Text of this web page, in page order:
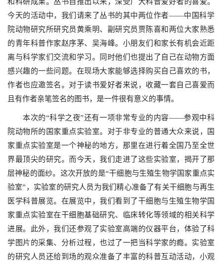
今天的活动中，我们请来了丛书的其中两位作者——中国科学
院动物研究所研究员黄乘明、副研究员贾陈喜和两位大家熟悉
的青年科普作家赵序茅、吴海峰。小朋友们和家长有机会近距
离与科学家们交流和学习。同时他们也提出了自己在动物方面
感兴趣的一些问题。在现场大家能够选择购买自己喜欢的书，
作者也应邀签名。对于读书爱好者来说，收藏一套自己喜爱而
且有作者亲笔签名的图书，是一件很有意义的事情。
本次的“科学之夜”还有一项非常专业的内容——参观中科
院动物所的国家重点实验室。对于非专业的普通大众来说，国
家重点实验室是一个神秘的地方，那里在进行着全国乃至全世
界最顶尖的研究。而今天，我们走进了这些实验室，揭开了那
层神秘的面纱。这次开放的是“干细胞与生殖生物学国家重点实
验室”，实验室的研究人员为我们精心准备了有关干细胞与再生
医学科普展览。在展览中，我们看到了干细胞与生殖生物学国
家重点实验室在干细胞基础研究、临床转化等领域的相关科学
进展。此外，我们还参观了实验室高端的仪器平台，体验了科
学图片的采集、分析过程，也过了一把当科学家的瘾。实验室
的研究人员还给到场的观众准备了丰富的科普互动活动，小观